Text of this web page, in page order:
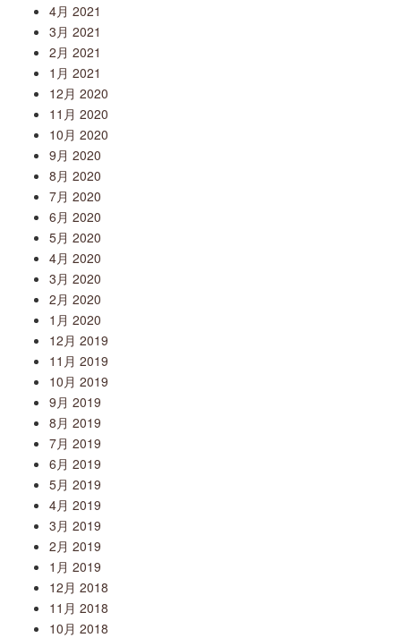
4月 2021
3月 2021
2月 2021
1月 2021
12月 2020
11月 2020
10月 2020
9月 2020
8月 2020
7月 2020
6月 2020
5月 2020
4月 2020
3月 2020
2月 2020
1月 2020
12月 2019
11月 2019
10月 2019
9月 2019
8月 2019
7月 2019
6月 2019
5月 2019
4月 2019
3月 2019
2月 2019
1月 2019
12月 2018
11月 2018
10月 2018